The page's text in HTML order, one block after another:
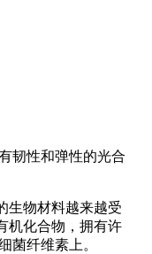
韧性和弹性的光合
生物材料越来越受
机化合物，拥有许
菌纤维素上。